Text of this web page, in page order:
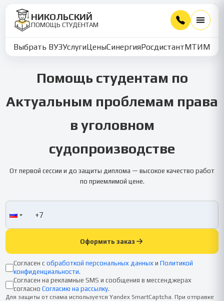
НИКОЛЬСКИЙ
ПОМОЩЬ СТУДЕНТАМ
Выбрать ВУЗУслугиЦеныСинергияРосдистантМТИММУ
Помощь студентам по
Актуальным проблемам права
в уголовном
судопроизводстве
От первой сессии и до защиты диплома — высокое качество работ
по приемлимой цене.
Оформить заказ
Согласен с обработкой персональных данных и Политикой
конфиденциальности.
Согласен на рекламные SMS и сообщения в мессенджерах
согласно Согласию на рассылку.
Для защиты от спама используется Yandex SmartCaptcha. При отправке